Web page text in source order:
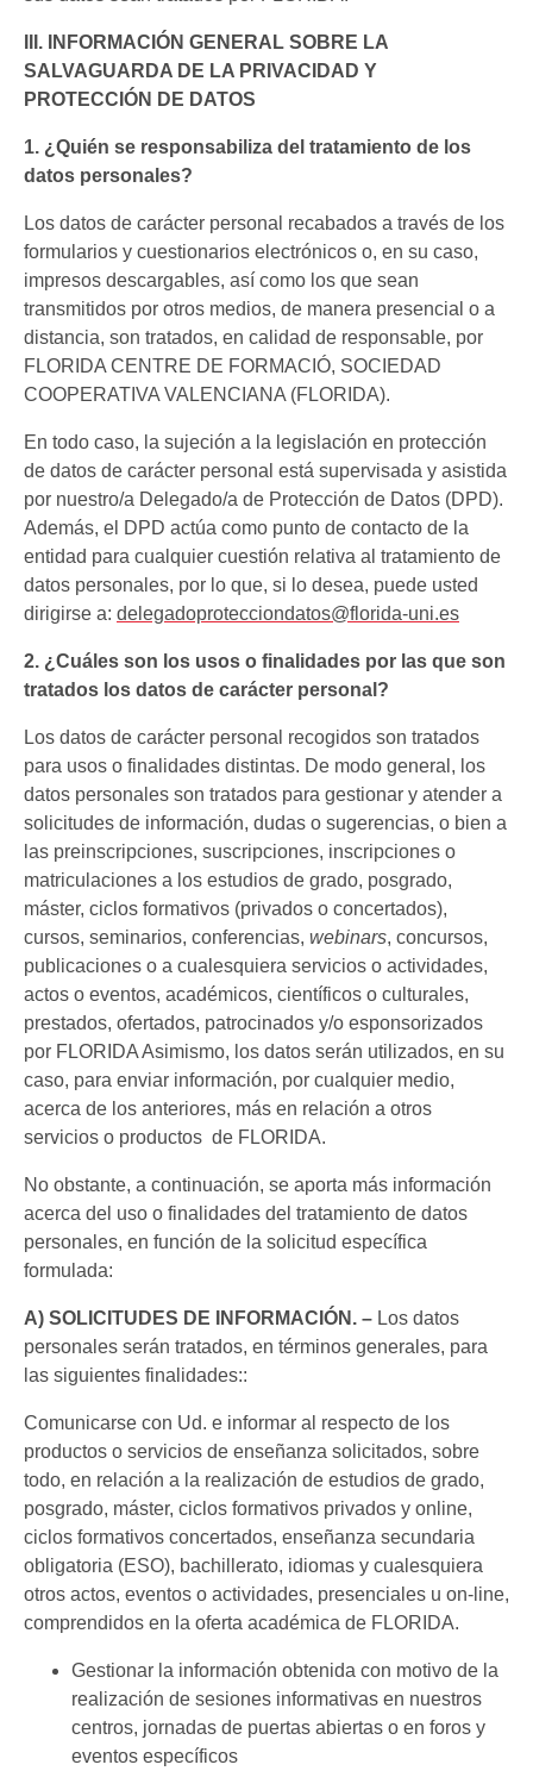
III. INFORMACIÓN GENERAL SOBRE LA
SALVAGUARDA DE LA PRIVACIDAD Y
PROTECCIÓN DE DATOS
1. ¿Quién se responsabiliza del tratamiento de los
datos personales?
Los datos de carácter personal recabados a través de los
formularios y cuestionarios electrónicos o, en su caso,
impresos descargables, así como los que sean
transmitidos por otros medios, de manera presencial o a
distancia, son tratados, en calidad de responsable, por
FLORIDA CENTRE DE FORMACIÓ, SOCIEDAD
COOPERATIVA VALENCIANA (FLORIDA).
En todo caso, la sujeción a la legislación en protección
de datos de carácter personal está supervisada y asistida
por nuestro/a Delegado/a de Protección de Datos (DPD).
Además, el DPD actúa como punto de contacto de la
entidad para cualquier cuestión relativa al tratamiento de
datos personales, por lo que, si lo desea, puede usted
dirigirse a: delegadoprotecciondatos@florida-uni.es
2. ¿Cuáles son los usos o finalidades por las que son
tratados los datos de carácter personal?
Los datos de carácter personal recogidos son tratados
para usos o finalidades distintas. De modo general, los
datos personales son tratados para gestionar y atender a
solicitudes de información, dudas o sugerencias, o bien a
las preinscripciones, suscripciones, inscripciones o
matriculaciones a los estudios de grado, posgrado,
máster, ciclos formativos (privados o concertados),
cursos, seminarios, conferencias, webinars, concursos,
publicaciones o a cualesquiera servicios o actividades,
actos o eventos, académicos, científicos o culturales,
prestados, ofertados, patrocinados y/o esponsorizados
por FLORIDA Asimismo, los datos serán utilizados, en su
caso, para enviar información, por cualquier medio,
acerca de los anteriores, más en relación a otros
servicios o productos de FLORIDA.
No obstante, a continuación, se aporta más información
acerca del uso o finalidades del tratamiento de datos
personales, en función de la solicitud específica
formulada:
A) SOLICITUDES DE INFORMACIÓN. – Los datos
personales serán tratados, en términos generales, para
las siguientes finalidades::
Comunicarse con Ud. e informar al respecto de los
productos o servicios de enseñanza solicitados, sobre
todo, en relación a la realización de estudios de grado,
posgrado, máster, ciclos formativos privados y online,
ciclos formativos concertados, enseñanza secundaria
obligatoria (ESO), bachillerato, idiomas y cualesquiera
otros actos, eventos o actividades, presenciales u on-line,
comprendidos en la oferta académica de FLORIDA.
Gestionar la información obtenida con motivo de la
realización de sesiones informativas en nuestros
centros, jornadas de puertas abiertas o en foros y
eventos específicos